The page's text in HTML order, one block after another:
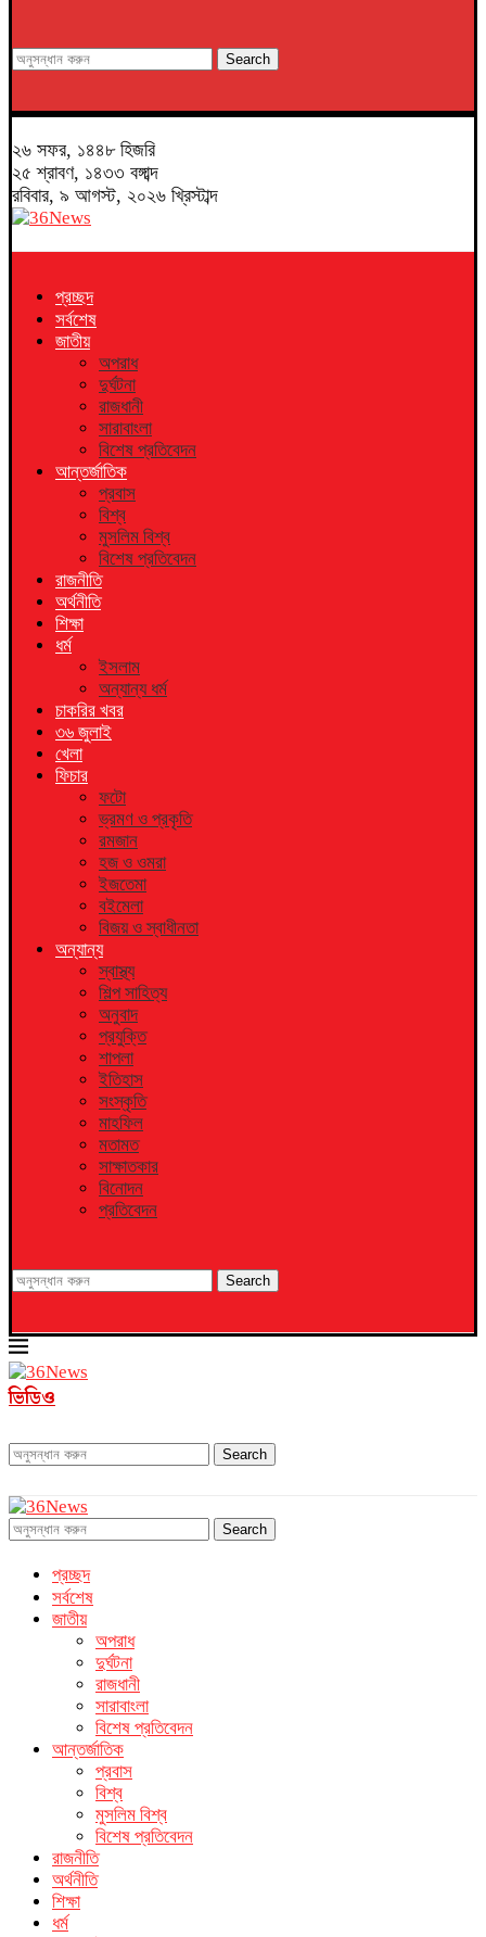
Search
২৬ সফর, ১৪৪৮ হিজরি
২৫ শ্রাবণ, ১৪৩৩ বঙ্গাব্দ
রবিবার, ৯ আগস্ট, ২০২৬ খ্রিস্টাব্দ
প্রচ্ছদ
সর্বশেষ
জাতীয়
অপরাধ
দুর্ঘটনা
রাজধানী
সারাবাংলা
বিশেষ প্রতিবেদন
আন্তর্জাতিক
প্রবাস
বিশ্ব
মুসলিম বিশ্ব
বিশেষ প্রতিবেদন
রাজনীতি
অর্থনীতি
শিক্ষা
ধর্ম
ইসলাম
অন্যান্য ধর্ম
চাকরির খবর
৩৬ জুলাই
খেলা
ফিচার
ফটো
ভ্রমণ ও প্রকৃতি
রমজান
হজ ও ওমরা
ইজতেমা
বইমেলা
বিজয় ও স্বাধীনতা
অন্যান্য
স্বাস্থ্য
শিল্প সাহিত্য
অনুবাদ
প্রযুক্তি
শাপলা
ইতিহাস
সংস্কৃতি
মাহফিল
মতামত
সাক্ষাতকার
বিনোদন
প্রতিবেদন
Search
ভিডিও
Search
Search
প্রচ্ছদ
সর্বশেষ
জাতীয়
অপরাধ
দুর্ঘটনা
রাজধানী
সারাবাংলা
বিশেষ প্রতিবেদন
আন্তর্জাতিক
প্রবাস
বিশ্ব
মুসলিম বিশ্ব
বিশেষ প্রতিবেদন
রাজনীতি
অর্থনীতি
শিক্ষা
ধর্ম